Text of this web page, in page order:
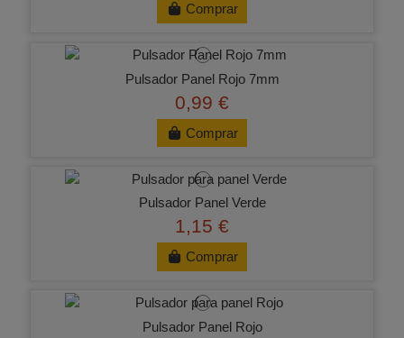
Comprar
Pulsador Panel Rojo 7mm
0,99 €
Comprar
Pulsador Panel Verde
1,15 €
Comprar
Pulsador Panel Rojo